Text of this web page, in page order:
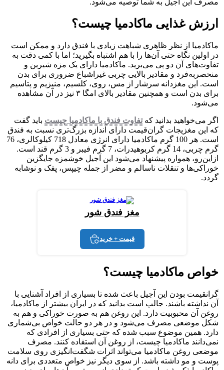
مصرف این آجیل به شما توصیه می‌شود.
ارزش غذایی ماکادمیا چیست؟
ماکادمیا از نظر ظاهری شباهت زیادی با فندق دارد و ممکن است
در اولین نگاه حتی آن‌ها را با هم اشتباه بگیرید؛ اما با کمی دقت به
تفاوت‌های آن‌ دو پی‌ می‌برید. ماکادمیا دارای یک مزه شیرین و
منحصربه‌فرد و مقادیر بالایی چربی غیراشباع ضروری برای بدن
است. این مغزدانه سرشار از مس، روی، کلسیم، منیزیم و پتاسیم
برای بدن است و همچنین مقادیر بالای امگا ۳ نیز در آن مشاهده
می‌شود.
اگر می‌خواهید بدانید کهتفاوت فندق با ماکادمیا چیست باید گفت
که این مغزیجات گران‌قیمت دارای اندازه بزرگ‌تری نسبت به فندق
است. هر 100 گرم ماکادمیا دارای انرژی معادل 718 کیلوکالری، 76
گرم چربی، 14 گرم کربوهیدرات، 7 گرم فیبر و 3 گرم قند است.
ازاین‌رو، همواره پیشنهاد می‌شود این آجیل خوشمزه جایگزین
خوراکی‌ها و تنقلات ناسالم و مضر از جمله چیپس، پفک و نوشابه
گردد.
مغز فندق شور
قیمت + خرید
خواص ماکادمیا چیست؟
گرانقیمت بودن این آجیل باعث شده تا بسیاری از افراد آشنایی با
آن نداشته باشند. جالب است بدانید که در ایران بیشتر از ماکادمیا،
روغن آن محبوبیت دارد. این روغن هم به صورت خوراکی و هم به
شکل موضعی مصرف می‌شود و در هر دو حالت خواص بی‌شماری
دارد. همین موضوع سبب شده که حتی بسیاری از افرادی که
نمی‌دانند ماکادمیا چیست، از روغن آن استفاده کنند. مصرف
موضعی روغن ماکادمیا می‌تواند اثرات شگفت‌انگیزی روی سلامت
پوست و مو داشته باشد. از سوی دیگر نیز خواص متعددی برای دانه